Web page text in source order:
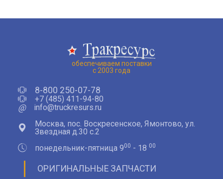
обеспечиваем поставки
с 2003 года
8-800 250-07-78
+7 (485) 411-94-80
@
info@truckresurs.ru
Москва, пос. Воскресенское, Ямонтово, ул.
Звездная д.30 с.2
понедельник-пятница 900 - 18 00
ОРИГИНАЛЬНЫЕ ЗАПЧАСТИ